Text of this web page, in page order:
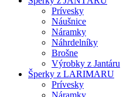
Prívesky
Náušnice
Náramky
Náhrdelníky
Brošne
Výrobky z Jantáru
Šperky z LARIMARU
Prívesky
Náramky